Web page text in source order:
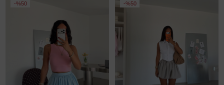
%50 %50